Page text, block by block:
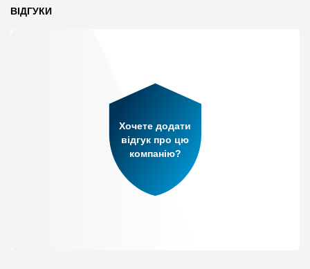
ВІДГУКИ
Хочете додати
відгук про цю
компанію?